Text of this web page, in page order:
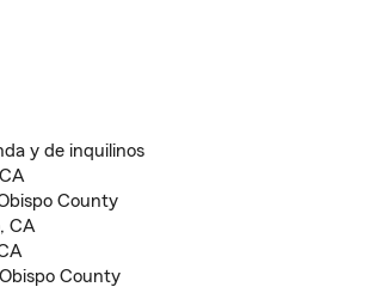
y de inquilinos
County
CA
County